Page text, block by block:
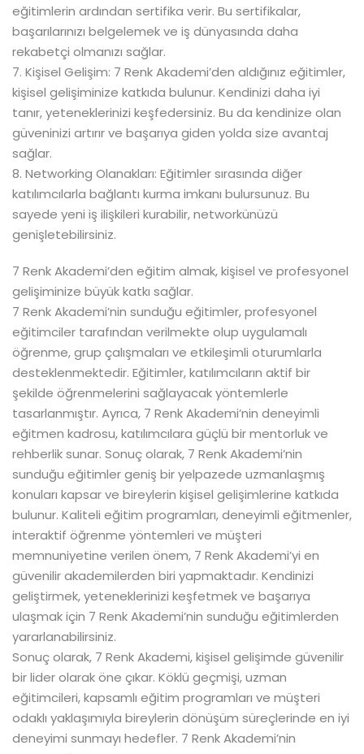
eğitimlerin ardından sertifika verir. Bu sertifikalar,
başarılarınızı belgelemek ve iş dünyasında daha
rekabetçi olmanızı sağlar.
7. Kişisel Gelişim: 7 Renk Akademi’den aldığınız eğitimler,
kişisel gelişiminize katkıda bulunur. Kendinizi daha iyi
tanır, yeteneklerinizi keşfedersiniz. Bu da kendinize olan
güveninizi artırır ve başarıya giden yolda size avantaj
sağlar.
8. Networking Olanakları: Eğitimler sırasında diğer
katılımcılarla bağlantı kurma imkanı bulursunuz. Bu
sayede yeni iş ilişkileri kurabilir, networkünüzü
genişletebilirsiniz.
7 Renk Akademi’den eğitim almak, kişisel ve profesyonel
gelişiminize büyük katkı sağlar.
7 Renk Akademi’nin sunduğu eğitimler, profesyonel
eğitimciler tarafından verilmekte olup uygulamalı
öğrenme, grup çalışmaları ve etkileşimli oturumlarla
desteklenmektedir. Eğitimler, katılımcıların aktif bir
şekilde öğrenmelerini sağlayacak yöntemlerle
tasarlanmıştır. Ayrıca, 7 Renk Akademi’nin deneyimli
eğitmen kadrosu, katılımcılara güçlü bir mentorluk ve
rehberlik sunar. Sonuç olarak, 7 Renk Akademi’nin
sunduğu eğitimler geniş bir yelpazede uzmanlaşmış
konuları kapsar ve bireylerin kişisel gelişimlerine katkıda
bulunur. Kaliteli eğitim programları, deneyimli eğitmenler,
interaktif öğrenme yöntemleri ve müşteri
memnuniyetine verilen önem, 7 Renk Akademi’yi en
güvenilir akademilerden biri yapmaktadır. Kendinizi
geliştirmek, yeteneklerinizi keşfetmek ve başarıya
ulaşmak için 7 Renk Akademi’nin sunduğu eğitimlerden
yararlanabilirsiniz.
Sonuç olarak, 7 Renk Akademi, kişisel gelişimde güvenilir
bir lider olarak öne çıkar. Köklü geçmişi, uzman
eğitimcileri, kapsamlı eğitim programları ve müşteri
odaklı yaklaşımıyla bireylerin dönüşüm süreçlerinde en iyi
deneyimi sunmayı hedefler. 7 Renk Akademi’nin